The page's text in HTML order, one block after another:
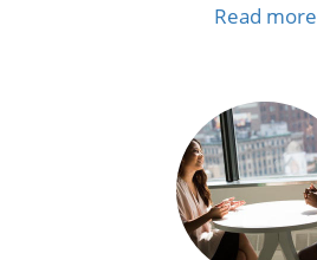
Read more